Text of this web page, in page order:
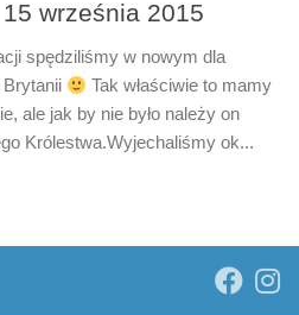
września 2015
spędziliśmy w nowym dla
Tak właściwie to mamy
ale jak by nie było należy on
Królestwa.Wyjechaliśmy ok...